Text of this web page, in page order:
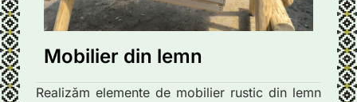
Mobilier din lemn
Realizăm elemente de mobilier rustic din lemn